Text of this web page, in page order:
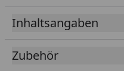
Mit 300mg Omega-3-
DHA) aus dem
Fettsäuren wirken sich
die allgemeine Vitalität
Inhaltsangaben
Zubehör